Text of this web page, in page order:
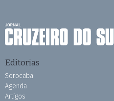
Editorias
Sorocaba
Agenda
Artigos